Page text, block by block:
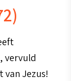
vervuld
van Jezus!